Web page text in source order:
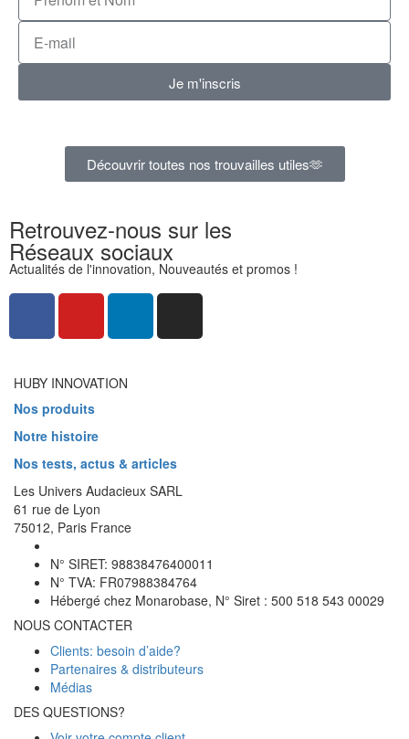
Je m'inscris
Découvrir toutes nos trouvailles utiles🫶
Retrouvez-nous sur les
Réseaux sociaux
Actualités de l'innovation, Nouveautés et promos !
HUBY INNOVATION
Nos produits
Notre histoire
Nos tests, actus & articles
Les Univers Audacieux SARL
61 rue de Lyon
75012, Paris France
N° SIRET: 98838476400011
N° TVA: FR07988384764
Hébergé chez Monarobase, N° Siret : 500 518 543 00029
NOUS CONTACTER
Clients: besoin d’aide?
Partenaires & distributeurs
Médias
DES QUESTIONS?